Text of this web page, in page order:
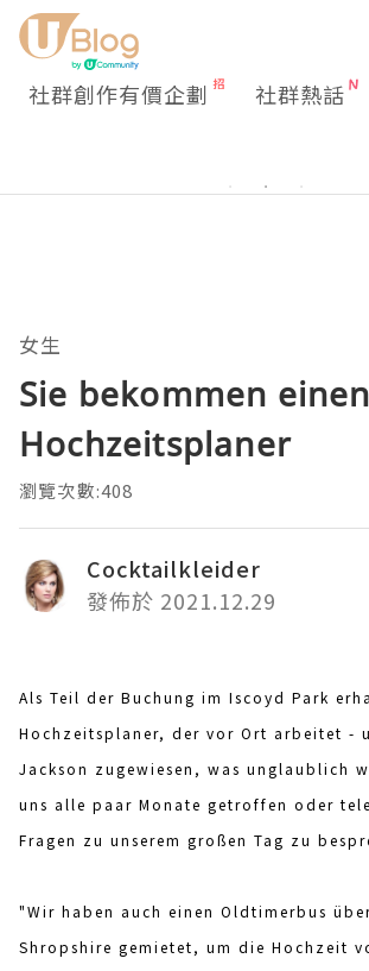
社群創作有價企劃 社群熱話
女生
Sie bekommen einen
Hochzeitsplaner
瀏覽次數:408
Cocktailkleider
發佈於 2021.12.29
Als Teil der Buchung im Iscoyd Park
Hochzeitsplaner, der vor Ort arbeitet -
Jackson zugewiesen, was unglaublich
uns alle paar Monate getroffen oder
Fragen zu unserem großen Tag zu
"Wir haben auch einen Oldtimerbus
Shropshire gemietet, um die Hochzeit